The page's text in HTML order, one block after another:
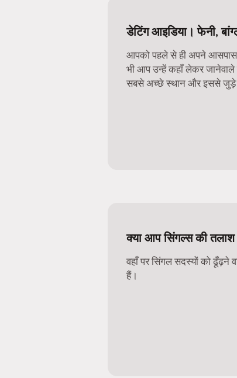
डेटिंग आइडिया। फेनी,
आपको पहले से ही अपने आसपास
भी आप उन्हें कहाँ लेकर
सबसे अच्छे स्थान और इससे जुड़े
क्या आप सिंगल्स की
वहाँ पर सिंगल सदस्यों को ढूँढ़ने
हैं।